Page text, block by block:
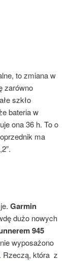
to zmiana w
zarówno
szkło
bateria w
ona 36 h. To o
ma
Garmin
dużo nowych
945
wyposażono
Rzeczą, która z